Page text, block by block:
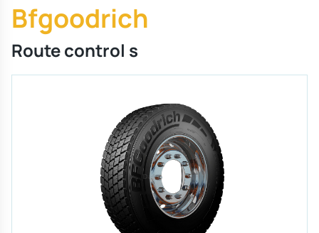
Bfgoodrich
Route control s